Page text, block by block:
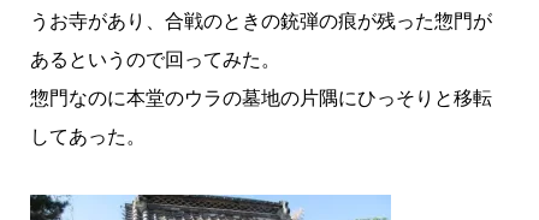
うお寺があり、合戦のときの銃弾の痕が残った惣門が
あるというので回ってみた。
惣門なのに本堂のウラの墓地の片隅にひっそりと移転
してあった。